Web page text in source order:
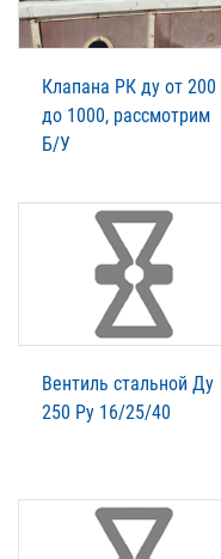
Клапана РК ду от 200
до 1000, рассмотрим
Б/У
Вентиль стальной Ду
250 Ру 16/25/40